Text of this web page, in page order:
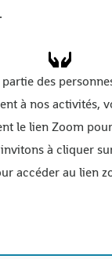
des
à nos activités,
le lien Zoom
à cliquer
accéder au lien